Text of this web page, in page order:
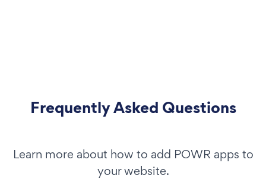
Frequently Asked Questions
Learn more about how to add POWR apps to
your website.